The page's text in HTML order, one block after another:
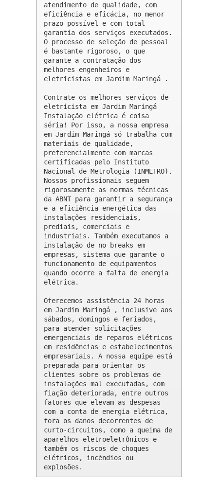
atendimento de qualidade, com
eficiência e eficácia, no menor
prazo possível e com total
garantia dos serviços executados.
O processo de seleção de pessoal
é bastante rigoroso, o que
garante a contratação dos
melhores engenheiros e
eletricistas em Jardim Maringá .
Contrate os melhores serviços de
eletricista em Jardim Maringá
Instalação elétrica é coisa
séria! Por isso, a nossa empresa
em Jardim Maringá só trabalha com
materiais de qualidade,
preferencialmente com marcas
certificadas pelo Instituto
Nacional de Metrologia (INMETRO).
Nossos profissionais seguem
rigorosamente as normas técnicas
da ABNT para garantir a segurança
e a eficiência energética das
instalações residenciais,
prediais, comerciais e
industriais. Também executamos a
instalação de no breaks em
empresas, sistema que garante o
funcionamento de equipamentos
quando ocorre a falta de energia
elétrica.
Oferecemos assistência 24 horas
em Jardim Maringá , inclusive aos
sábados, domingos e feriados,
para atender solicitações
emergenciais de reparos elétricos
em residências e estabelecimentos
empresariais. A nossa equipe está
preparada para orientar os
clientes sobre os problemas de
instalações mal executadas, com
fiação deteriorada, entre outros
fatores que elevam as despesas
com a conta de energia elétrica,
fora os danos decorrentes de
curto-circuitos, como a queima de
aparelhos eletroeletrônicos e
também os riscos de choques
elétricos, incêndios ou
explosões.